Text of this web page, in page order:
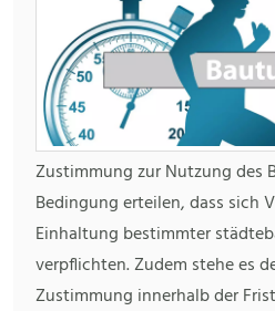
Zustimmung zur Nutzung des
Bedingung erteilen, dass sich
Einhaltung bestimmter
verpflichten. Zudem stehe es
Zustimmung innerhalb der